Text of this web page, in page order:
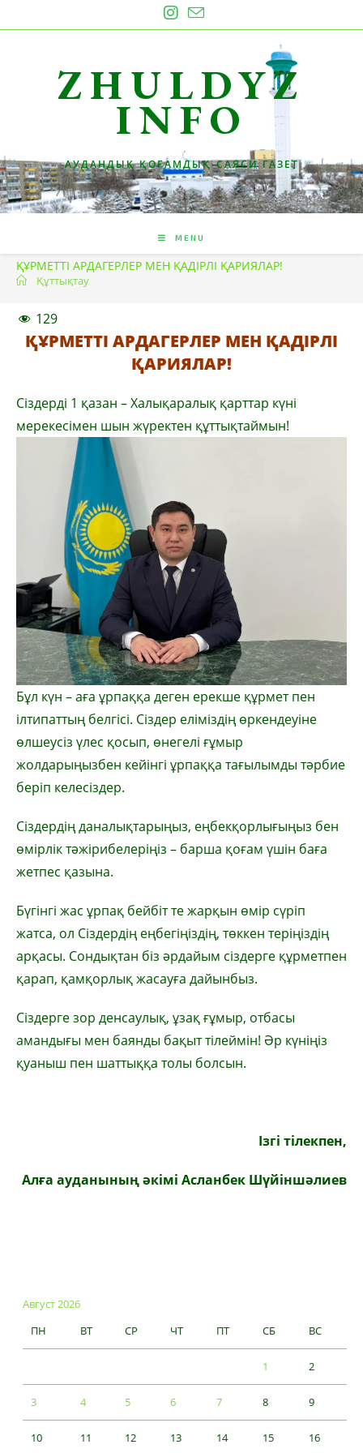
to
ZHULDYZ
INFO
АУДАНДЫҚ ҚОҒАМДЫҚ-САЯСИ ГАЗЕТ
MENU
ҚҰРМЕТТІ АРДАГЕРЛЕР МЕН ҚАДІРЛІ ҚАРИЯЛАР!
Құттықтау
129
ҚҰРМЕТТІ АРДАГЕРЛЕР МЕН ҚАДІРЛІ
ҚАРИЯЛАР!
Сіздерді 1 қазан – Халықаралық қарттар күні
мерекесімен шын жүректен құттықтаймын!
Бұл күн – аға ұрпаққа деген ерекше құрмет пен
ілтипаттың белгісі. Сіздер еліміздің өркендеуіне
өлшеусіз үлес қосып, өнегелі ғұмыр
жолдарыңызбен кейінгі ұрпаққа тағылымды тәрбие
беріп келесіздер.
Сіздердің даналықтарыңыз, еңбекқорлығыңыз бен
өмірлік тәжірибелеріңіз – барша қоғам үшін баға
жетпес қазына.
Бүгінгі жас ұрпақ бейбіт те жарқын өмір сүріп
жатса, ол Сіздердің еңбегіңіздің, төккен теріңіздің
арқасы. Сондықтан біз әрдайым сіздерге құрметпен
қарап, қамқорлық жасауға дайынбыз.
Сіздерге зор денсаулық, ұзақ ғұмыр, отбасы
амандығы мен баянды бақыт тілеймін! Әр күніңіз
қуаныш пен шаттыққа толы болсын.
Ізгі тілекпен,
Алға ауданыныңәкімі Асланбек Шүйіншәлиев
Август 2026
ПН
ВТ СР ЧТ ПТ СБ ВС
1 2
3 4 5 6 7 8 9
10 11 12 13 14 15 16